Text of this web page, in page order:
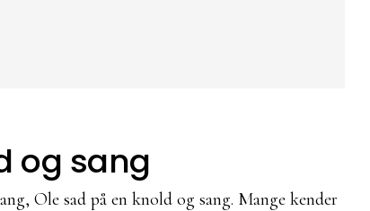
og sang
Ole sad på en knold og sang. Mange kender